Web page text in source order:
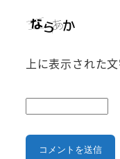
上に表示された